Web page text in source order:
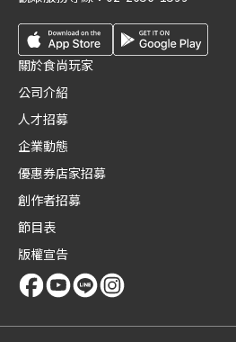
關於食尚玩家
公司介紹
人才招募
企業動態
優惠券店家招募
創作者招募
節目表
版權宣告